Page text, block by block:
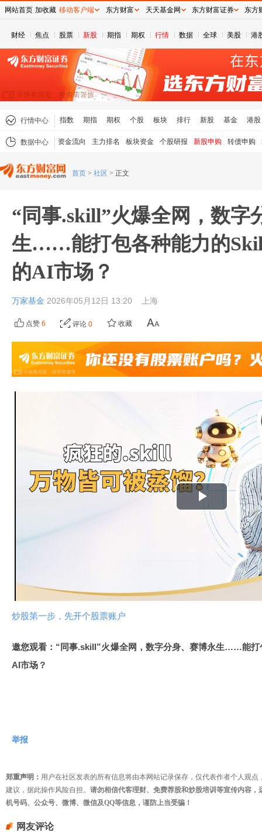
财经 焦点 股票 新股 期指 期权 行情 数据 全球 美股 港
行情中心 指数 期指 期权 个股 板块 排行 新股 基金 港股
数据中心 资金流向 主力排名 板块资金 个股研报 新股申购 转债申购
首页 > 社区 > 正文
“同事.skill”火爆全网，数字
生……能打包各种能力的
的AI市场？
万家基金 2026年05月12日 13:20 上海
点赞 6 评论 0 收藏
播
放
视
频
炒股第一步，先开个股票账户
邀您观看：“同事.skill”火爆全网，数字分身、赛博永生……能
AI市场？
举报
郑重声明： 用户在社区发表的所有信息将由本网站记录保存，仅代表作者个人观
建议，据此操作风险自担。 请勿相信代客理财、免费荐股和炒股培训等宣传内容
机号码、公众号、微博、微信及QQ等信息，谨防上当受骗！
网友评论
网站首页 加收藏 移动客户端 东方财富 天天基金网 东方财富证券 东方